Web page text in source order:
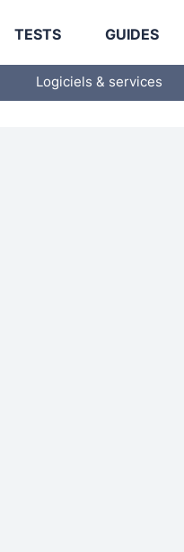
TESTS GUIDES
Logiciels & services